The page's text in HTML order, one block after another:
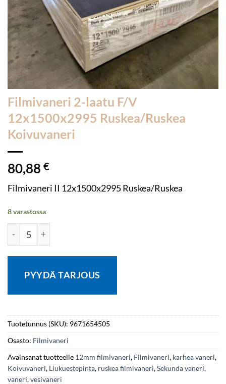
Filmivaneri 2-laatu F/V
12x1500x2995 Ruskea/Ruskea
Koivuvaneri
80,88 €
Filmivaneri II 12x1500x2995 Ruskea/Ruskea
8 varastossa
Filmivaneri 2-laatu F/V 12x1500x2995 Ruskea/Ruskea
PYYDÄ TARJOUS
Tuotetunnus (SKU): 9671654505
Osasto: Filmivaneri
Avainsanat tuotteelle 12mm filmivaneri, Filmivaneri, karhea vaneri,
Koivuvaneri, Liukuestepinta, ruskea filmivaneri,Sekunda vaneri,
vaneri,vesivaneri